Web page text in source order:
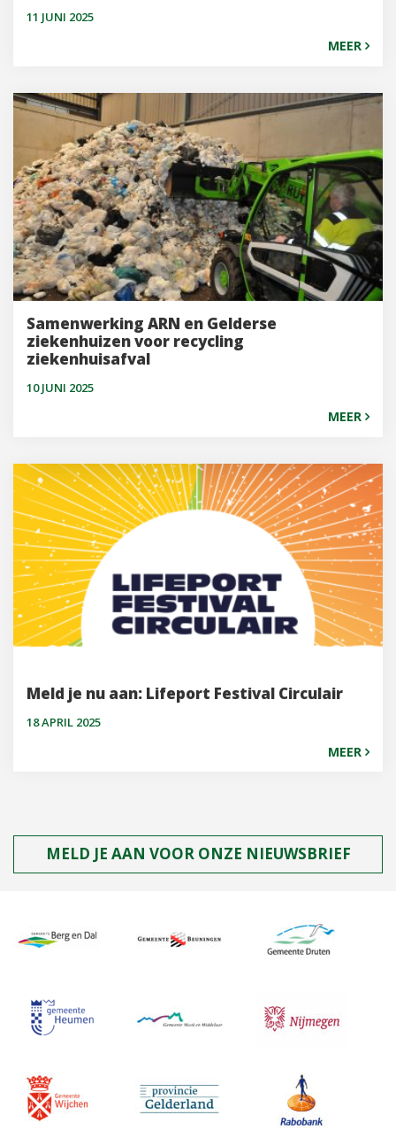
11 JUNI 2025
MEER
Samenwerking ARN en Gelderse
ziekenhuizen voor recycling
ziekenhuisafval
10 JUNI 2025
MEER
Meld je nu aan: Lifeport Festival Circulair
18 APRIL 2025
MEER
MELD JE AAN VOOR ONZE NIEUWSBRIEF